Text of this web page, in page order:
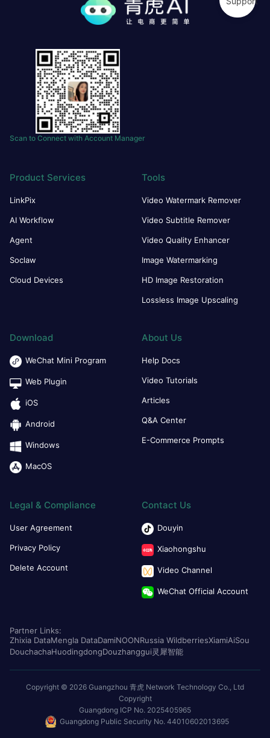
Scan to Connect with Account Manager
Product Services
LinkPix
AI Workflow
Agent
Soclaw
Cloud Devices
Tools
Video Watermark Remover
Video Subtitle Remover
Video Quality Enhancer
Image Watermarking
HD Image Restoration
Lossless Image Upscaling
Download
WeChat Mini Program
Web Plugin
iOS
Android
Windows
MacOS
About Us
Help Docs
Video Tutorials
Articles
Q&A Center
E-Commerce Prompts
Legal & Compliance
User Agreement
Privacy Policy
Delete Account
Contact Us
Douyin
Xiaohongshu
Video Channel
WeChat Official Account
Partner Links:
Zhixia DataMengla DataDamiNOONRussia WildberriesXiamiAiSou
DouchachaHuodingdongDouzhanggui灵犀智能
Copyright © 2026 Guangzhou 青虎 Network Technology Co., Ltd
Copyright
Guangdong ICP No. 2025405965
Guangdong Public Security No. 44010602013695